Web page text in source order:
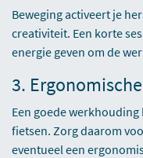
Beweging activeert je
creativiteit. Een korte
energie geven om de
3.
Een goede
fietsen. Zorg daarom
eventueel een